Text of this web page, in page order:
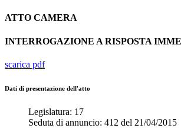
ATTO CAMERA
INTERROGAZIONE A RISPOSTA
scarica pdf
Dati di presentazione dell'atto
Legislatura: 17
Seduta di annuncio: 412 del 21/04/2015